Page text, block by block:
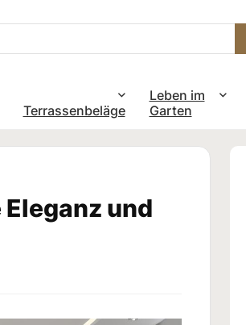
Terrassenbeläge
Leben im
Garten
und